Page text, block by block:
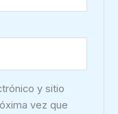
y sitio
vez que